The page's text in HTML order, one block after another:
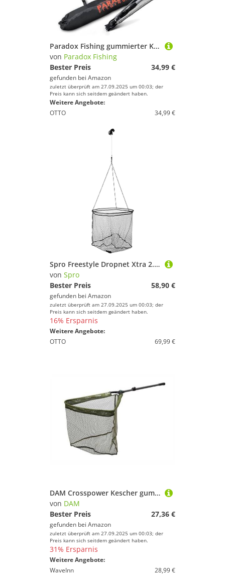
Paradox Fishing gummierter Kescher 2,1m I Teleskop Kescher Angeln I gummiert Angelkescher Angel Kescher Unterfangkescher gummiert Kescher gummiert - Kescher Angeln
von Paradox Fishing
Bester Preis
34,99 €
gefunden bei Amazon
zuletzt überprüft am 27.09.2025 um 00:03; der
Preis kann sich seitdem geändert haben.
Weitere Angebote:
OTTO
34,99 €
Spro Freestyle Dropnet Xtra 2.0 Wandkescher für Hecht, Zander & Barsch, Kescher zum Spinnfischen
von Spro
Bester Preis
58,90 €
gefunden bei Amazon
zuletzt überprüft am 27.09.2025 um 00:03; der
Preis kann sich seitdem geändert haben.
16% Ersparnis
Weitere Angebote:
OTTO
69,99 €
DAM Crosspower Kescher gummiert 2 teilig teleskop (220 cm)
von DAM
Bester Preis
27,36 €
gefunden bei Amazon
zuletzt überprüft am 27.09.2025 um 00:03; der
Preis kann sich seitdem geändert haben.
31% Ersparnis
Weitere Angebote:
WaveInn
28,99 €